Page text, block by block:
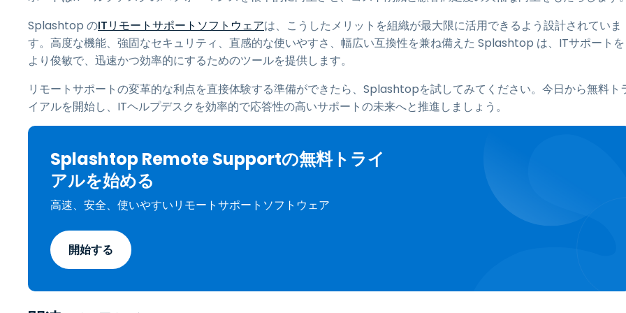
Splashtop のITリモートサポートソフトウェアは、こうしたメリットを組織が最大限に活用できるよう設計されていま
す。高度な機能、強固なセキュリティ、直感的な使いやすさ、幅広い互換性を兼ね備えた Splashtop は、ITサポートを
より俊敏で、迅速かつ効率的にするためのツールを提供します。
リモートサポートの変革的な利点を直接体験する準備ができたら、Splashtopを試してみてください。今日から無料ト
イアルを開始し、ITヘルプデスクを効率的で応答性の高いサポートの未来へと推進しましょう。
Splashtop Remote Supportの無料トライ
アルを始める
高速、安全、使いやすいリモートサポートソフトウェア
開始する